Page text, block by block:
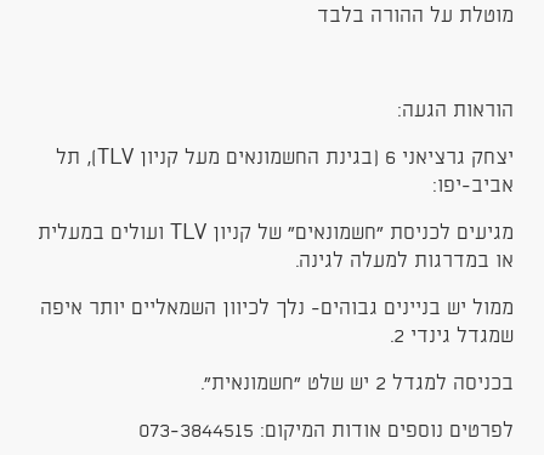
מוטלת על ההורה בלבד
הוראות הגעה:
יצחק גרציאני 6 (בגינת החשמונאים מעל קניון TLV), תל
אביב-יפו:
מגיעים לכניסת ״חשמונאים״ של קניון TLV ועולים במעלית
או במדרגות למעלה לגינה.
ממול יש בניינים גבוהים- נלך לכיוון השמאליים יותר איפה
שמגדל גינדי 2.
בכניסה למגדל 2 יש שלט ״חשמונאית״.
לפרטים נוספים אודות המיקום: 073-3844515